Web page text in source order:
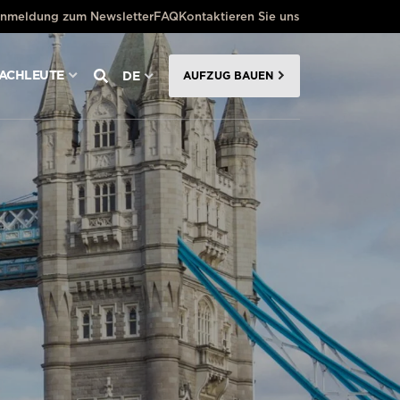
zum NewsletterFAQKontaktieren Sie uns
DE AUFZUG BAUEN